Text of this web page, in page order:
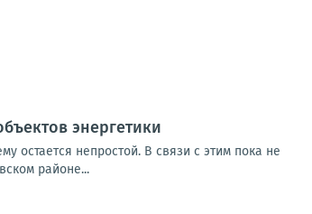
энергетики
остается непростой. В связи с этим пока не
районе...